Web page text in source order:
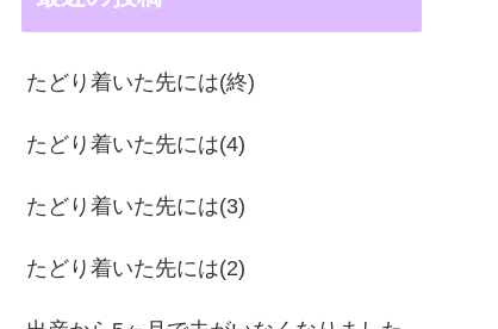
たどり着いた先には(終)
たどり着いた先には(4)
たどり着いた先には(3)
たどり着いた先には(2)